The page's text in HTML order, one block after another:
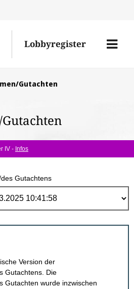
Lobbyregister
Menü
Gutachten
IV - Infos
Gutachtens
Version der
Gutachtens. Die
Gutachten wurde inzwischen